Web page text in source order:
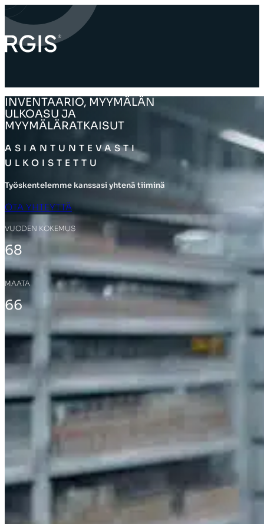
INVENTAARIO, MYYMÄLÄN
ULKOASU JA
MYYMÄLÄRATKAISUT
ASIANTUNTEVASTI
ULKOISTETTU
Työskentelemme kanssasi yhtenä tiiminä
OTA YHTEYTTÄ
VUODEN KOKEMUS
68
MAATA
66